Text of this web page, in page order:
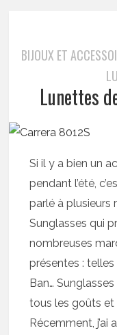
BIJOUX ET
Lunettes
Si il y a bien un
pendant l’été,
parlé à plusieurs
Sunglasses qui
nombreuses
présentes : telles
Ban…
tous les goûts et
Récemment, j’ai